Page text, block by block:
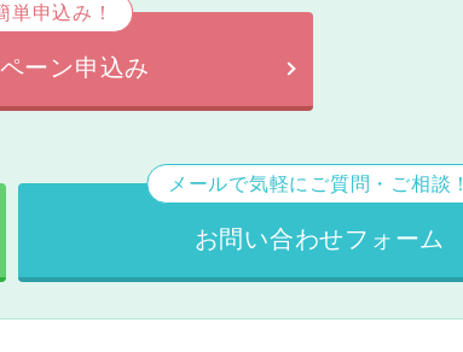
単申込み！
ーン申込み
メールで気軽にご質問・ご相談！
お問い合わせフォーム